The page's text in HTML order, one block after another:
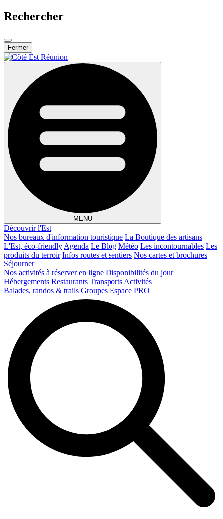
Rechercher
Fermer
MENU
Découvrir l'Est
Nos bureaux d'information touristique La Boutique des artisans
L'Est, éco-friendly Agenda Le Blog Météo Les incontournables Les
produits du terroir Infos routes et sentiers Nos cartes et brochures
Séjourner
Nos activités à réserver en ligne Disponibilités du jour
Hébergements Restaurants Transports Activités
Balades, randos & trails Groupes Espace PRO